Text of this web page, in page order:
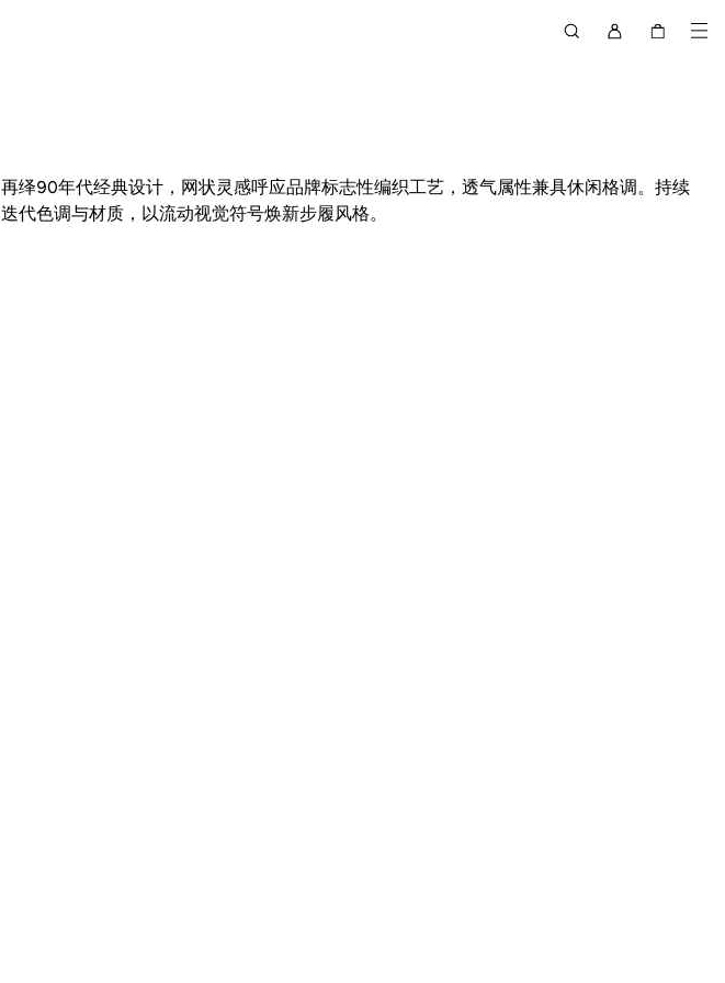
再绎90年代经典设计，网状灵感呼应品牌标志性编织工艺，透气属性兼具休闲格调。持续
迭代色调与材质，以流动视觉符号焕新步履风格。